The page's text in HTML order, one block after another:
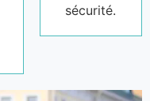
sécurité.